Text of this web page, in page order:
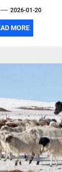
2026-01-20
MORE